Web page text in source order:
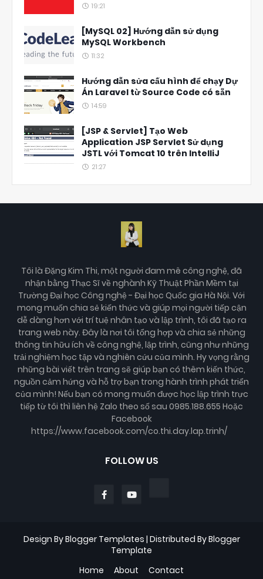
19:21
[MySQL 02] Hướng dẫn sử dụng
MySQL Workbench
11:32
Hướng dẫn sửa cấu hình để chạy Dự
Án Laravel từ Source Code có sẵn
14:59
[JSP & Servlet] Tạo Web
Application JSP Servlet Sử dụng
JSTL với Tomcat 10 trên IntelliJ
21:27
Tôi là Đặng Kim Thi, một người đam mê công nghệ, đã
nhận bằng Thạc Sĩ về nghành Kỹ Thuật Phần Mềm tại
Trường Đại học Công nghệ - Đại học Quốc gia Hà Nội. Với
mong muốn chia sẻ kiến thức và giúp mọi người tiếp cận
dễ dàng hơn với trí tuệ nhân tạo và lập trình, tôi đã tạo ra
trang web này. Đây là nơi tôi tổng hợp và chia sẻ những
thông tin hữu ích về công nghệ, lập trình, cũng như những
trải nghiệm học tập và nghiên cứu của mình. Hy vọng rằng
những bài viết trên trang sẽ giúp bạn có thêm kiến thức,
nguồn cảm hứng và hỗ trợ bạn trong hành trình phát triển
của mình! Nếu bạn có mong muốn được học lập trình trực
tiếp từ tôi thì liên hệ Zalo theo số sau 0985.188.655 Hoặc
Facebook
https://www.facebook.com/co.thi.day.lap.trinh/
FOLLOW US
Design ByBlogger Templates | Distributed ByBlogger
Template
Home
About Contact